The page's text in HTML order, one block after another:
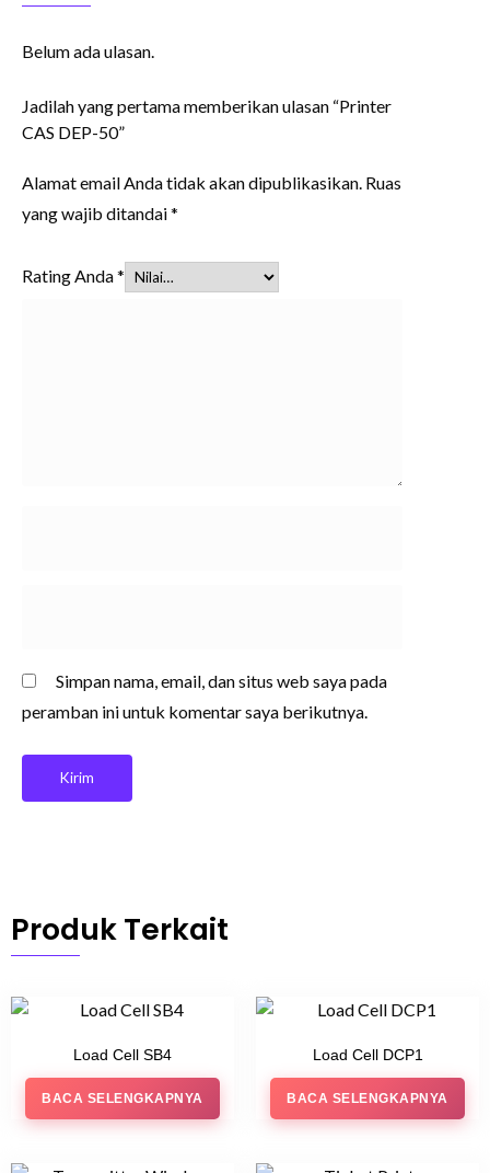
Belum ada ulasan.
Jadilah yang pertama memberikan ulasan “Printer
CAS DEP-50”
Alamat email Anda tidak akan dipublikasikan. Ruas
yang wajib ditandai*
Rating Anda*
Simpan nama, email, dan situs web saya pada
peramban ini untuk komentar saya berikutnya.
Produk Terkait
Load Cell SB4
BACA SELENGKAPNYA
Load Cell DCP1
BACA SELENGKAPNYA